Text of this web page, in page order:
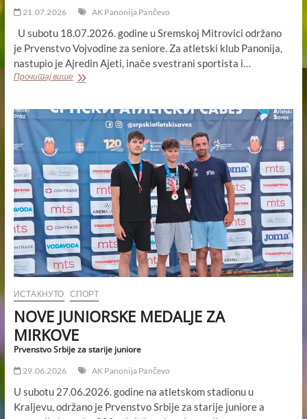
21.07.2026 AK Panonija Pančevo
U subotu 18.07.2026. godine u Sremskoj Mitrovici održano
je Prvenstvo Vojvodine za seniore. Za atletski klub Panonija,
nastupio je Ajredin Ajeti, inače svestrani sportista i…
Прочитај вишеDVE
PANONIJU
Prvenstvo
ИСТАКНУТО СПОРТ
NOVE JUNIORSKE MEDALJE ZA
MIRKOVE
Prvenstvo Srbije za starije juniore
29.06.2026 AK Panonija Pančevo
U subotu 27.06.2026. godine na atletskom stadionu u
Kraljevu, održano je Prvenstvo Srbije za starije juniore a